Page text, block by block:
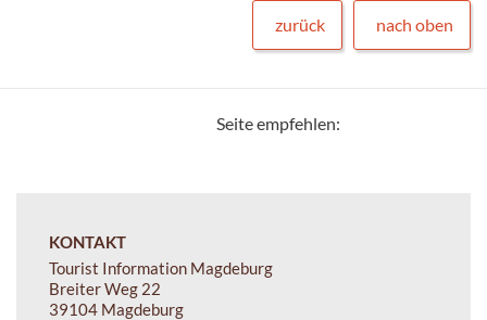
zurück nach oben
Seite empfehlen:
KONTAKT
Tourist Information Magdeburg
Breiter Weg 22
39104 Magdeburg